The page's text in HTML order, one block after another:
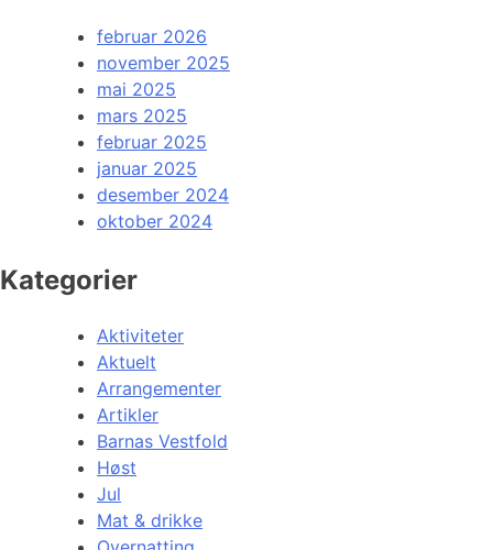
februar 2026
november 2025
mai 2025
mars 2025
februar 2025
januar 2025
desember 2024
oktober 2024
Kategorier
Aktiviteter
Aktuelt
Arrangementer
Artikler
Barnas Vestfold
Høst
Jul
Mat & drikke